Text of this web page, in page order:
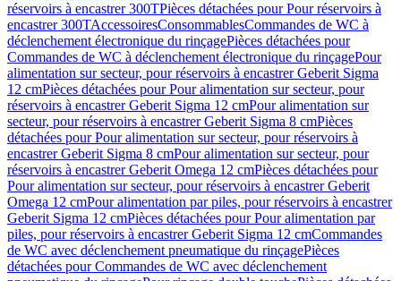
réservoirs à encastrer 300TPièces détachées pour Pour réservoirs à
encastrer 300TAccessoiresConsommablesCommandes de WC à
déclenchement électronique du rinçagePièces détachées pour
Commandes de WC à déclenchement électronique du rinçagePour
alimentation sur secteur, pour réservoirs à encastrer Geberit Sigma
12 cmPièces détachées pour Pour alimentation sur secteur, pour
réservoirs à encastrer Geberit Sigma 12 cmPour alimentation sur
secteur, pour réservoirs à encastrer Geberit Sigma 8 cmPièces
détachées pour Pour alimentation sur secteur, pour réservoirs à
encastrer Geberit Sigma 8 cmPour alimentation sur secteur, pour
réservoirs à encastrer Geberit Omega 12 cmPièces détachées pour
Pour alimentation sur secteur, pour réservoirs à encastrer Geberit
Omega 12 cmPour alimentation par piles, pour réservoirs à encastrer
Geberit Sigma 12 cmPièces détachées pour Pour alimentation par
piles, pour réservoirs à encastrer Geberit Sigma 12 cmCommandes
de WC avec déclenchement pneumatique du rinçagePièces
détachées pour Commandes de WC avec déclenchement